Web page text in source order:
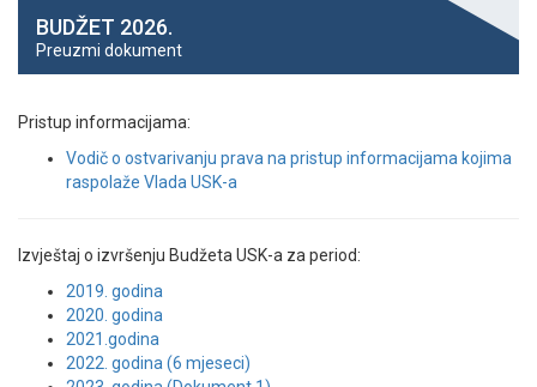
BUDŽET 2026.
Preuzmi dokument
Pristup informacijama:
Vodič o ostvarivanju prava na pristup informacijama kojima
raspolaže Vlada USK-a
Izvještaj o izvršenju Budžeta USK-a za period:
2019. godina
2020. godina
2021.godina
2022. godina (6 mjeseci)